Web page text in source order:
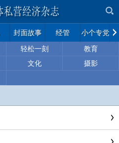
封面故事 经管
小个专党建
轻松一刻
教育
文化
摄影